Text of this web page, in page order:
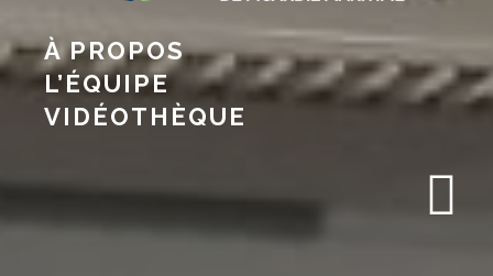
À PROPOS
L’ÉQUIPE
VIDÉOTHÈQUE